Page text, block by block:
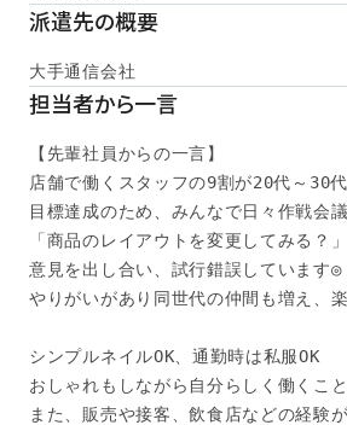
派遣先の概要
大手通信会社
担当者から一言
【先輩社員からの一言】
店舗で働くスタッフの9割が20代～30
目標達成のため、みんなで日々作戦会
「商品のレイアウトを変更してみる？
意見を出し合い、試行錯誤しています◎
やりがいがあり同世代の仲間も増え、
シンプルネイルOK、通勤時は私服OK
おしゃれもしながら自分らしく働くこ
また、販売や接客、飲食店などの経験